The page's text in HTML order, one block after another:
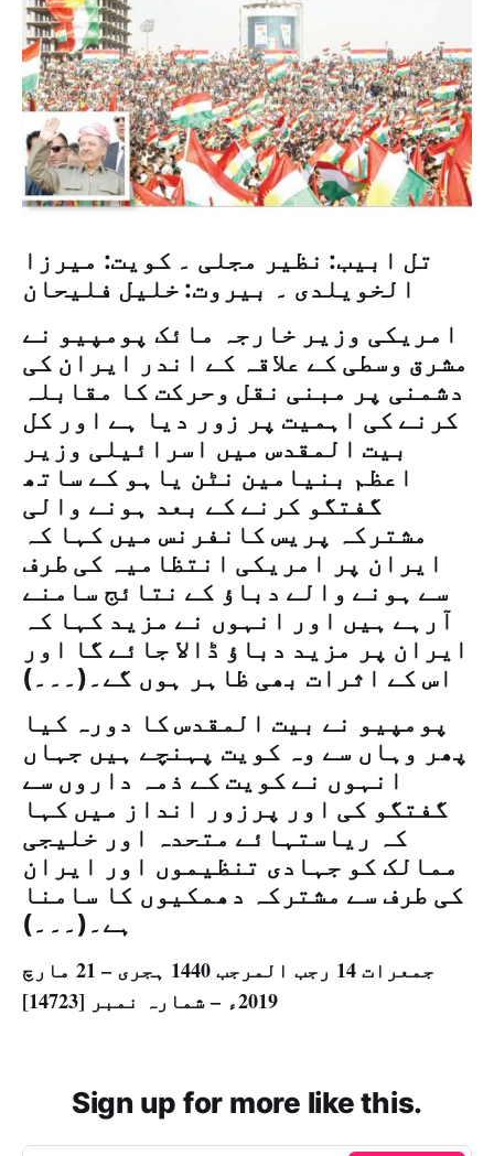
تل ابیب: نظیر مجلی ۔ کویت: میرزا
الخویلدی ۔ بیروت: خلیل فلیحان
امریکی وزیر خارجہ مائک پومپیو نے
مشرق وسطی کے علاقہ کے اندر ایران کی
دشمنی پر مبنی نقل وحرکت کا مقابلہ
کرنے کی اہمیت پر زور دیا ہے اور کل
بیت المقدس میں اسرائیلی وزیر
اعظم بنیامین نٹن یاہو کے ساتھ
گفتگو کرنے کے بعد ہونے والی
مشترکہ پریس کانفرنس میں کہا کہ
ایران پر امریکی انتظامیہ کی طرف
سے ہونے والے دباؤ کے نتائج سامنے
آرہے ہیں اور انہوں نے مزید کہا کہ
ایران پر مزید دباؤ ڈالا جائے گا اور
اس کے اثرات بھی ظاہر ہوں گے۔(۔۔۔)
پومپیو نے بیت المقدس کا دورہ کیا
پھر وہاں سے وہ کویت پہنچے ہیں جہاں
انہوں نے کویت کے ذمہ داروں سے
گفتگو کی اور پرزور انداز میں کہا
کہ ریاستہائے متحدہ اور خلیجی
ممالک کو جہادی تنظیموں اور ایران
کی طرف سے مشترکہ دھمکیوں کا سامنا
ہے۔(۔۔۔)
جمعرات 14 رجب المرجب 1440 ہجری – 21 مارچ
2019ء – شمارہ نمبر [14723]
Sign up for more like this.